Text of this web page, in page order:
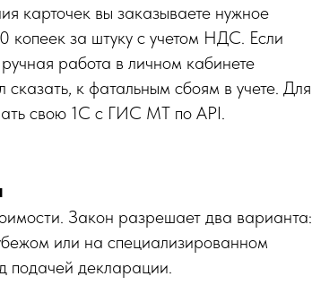
вы заказываете нужное
копеек за штуку с учетом НДС. Если
работа в личном кабинете
сказать, к фатальным сбоям в учете. Для
свою 1С с ГИС МТ по API.
Закон разрешает два варианта:
или на специализированном
подачей декларации.